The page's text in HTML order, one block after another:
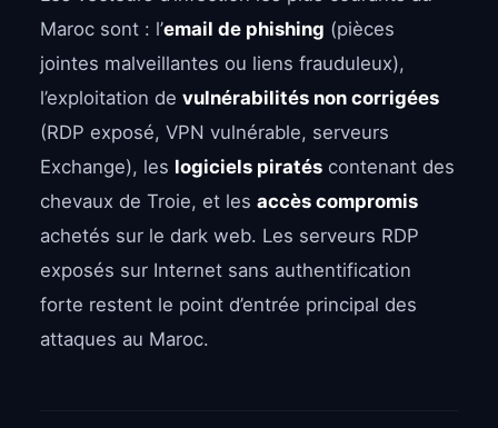
Maroc sont : l’email de phishing (pièces
jointes malveillantes ou liens frauduleux),
l’exploitation de vulnérabilités non corrigées
(RDP exposé, VPN vulnérable, serveurs
Exchange), les logiciels piratés contenant des
chevaux de Troie, et les accès compromis
achetés sur le dark web. Les serveurs RDP
exposés sur Internet sans authentification
forte restent le point d’entrée principal des
attaques au Maroc.